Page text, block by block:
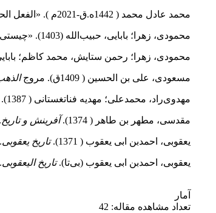
محمد عادل محمد ( 1442ه.ق-2021م ). «الفعل الحظاریه للکتابه –قرائه فی مقدمه کتاب الحیوان للجاحظ). جامعه الموصل،
محمودی، زهرا؛ بابایی، حبیب‌الله (‌1403). «چیستی گرایش تمدنی »،
محمودی، زهرا؛ رحمن ستایش، محمد کاظم؛ بابایی، حبیب‌الله ( 1401) «نقش نگرش سامانه‌ای در تفسیر
مسعودی، علی بن الحسین ( 1409ق). مروج
مهدوی‌راد، محمدعلی؛ مهدیه فناتغستانی ( 1387). «سیر تاریخی شناخت سور و آیات مکی و مدنی».
مقدسی، مطهر بن طاهر ( 1374). آفرینش و تاریخ
یعقوبی، احمدبن ابی یعقوب ( 1371). تاریخ یعقوبی
یعقوبی، احمد‌بن ابی یعقوب (بی‌تا).تاریخ الیعقوبی
آمار
تعداد مشاهده مقاله: 42